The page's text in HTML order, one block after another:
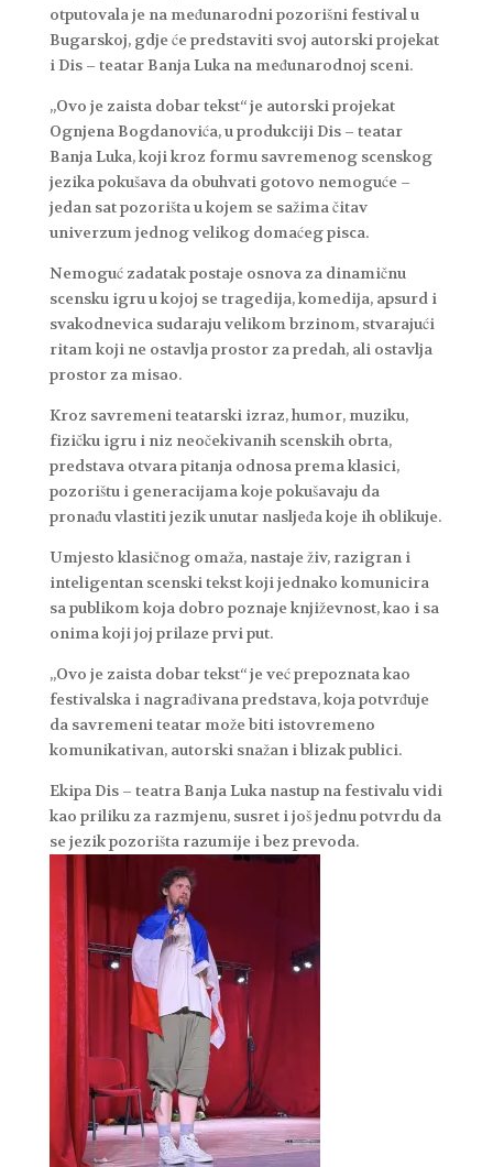
otputovala je na međunarodni pozorišni festival u
Bugarskoj, gdje će predstaviti svoj autorski projekat
i Dis – teatar Banja Luka na međunarodnoj sceni.
„Ovo je zaista dobar tekst“ je autorski projekat
Ognjena Bogdanovića, u produkciji Dis – teatar
Banja Luka, koji kroz formu savremenog scenskog
jezika pokušava da obuhvati gotovo nemoguće –
jedan sat pozorišta u kojem se sažima čitav
univerzum jednog velikog domaćeg pisca.
Nemoguć zadatak postaje osnova za dinamičnu
scensku igru u kojoj se tragedija, komedija, apsurd i
svakodnevica sudaraju velikom brzinom, stvarajući
ritam koji ne ostavlja prostor za predah, ali ostavlja
prostor za misao.
Kroz savremeni teatarski izraz, humor, muziku,
fizičku igru i niz neočekivanih scenskih obrta,
predstava otvara pitanja odnosa prema klasici,
pozorištu i generacijama koje pokušavaju da
pronađu vlastiti jezik unutar nasljeđa koje ih oblikuje.
Umjesto klasičnog omaža, nastaje živ, razigran i
inteligentan scenski tekst koji jednako komunicira
sa publikom koja dobro poznaje književnost, kao i sa
onima koji joj prilaze prvi put.
„Ovo je zaista dobar tekst“ je već prepoznata kao
festivalska i nagrađivana predstava, koja potvrđuje
da savremeni teatar može biti istovremeno
komunikativan, autorski snažan i blizak publici.
Ekipa Dis – teatra Banja Luka nastup na festivalu vidi
kao priliku za razmjenu, susret i još jednu potvrdu da
se jezik pozorišta razumije i bez prevoda.